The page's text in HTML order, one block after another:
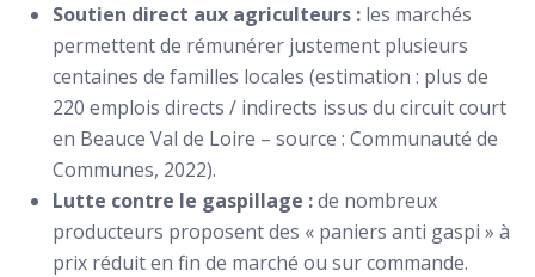
Soutien direct aux agriculteurs : les marchés
permettent de rémunérer justement plusieurs
centaines de familles locales (estimation : plus de
220 emplois directs / indirects issus du circuit court
en Beauce Val de Loire – source : Communauté de
Communes, 2022).
Lutte contre le gaspillage :de nombreux
producteurs proposent des « paniers anti gaspi » à
prix réduit en fin de marché ou sur commande.